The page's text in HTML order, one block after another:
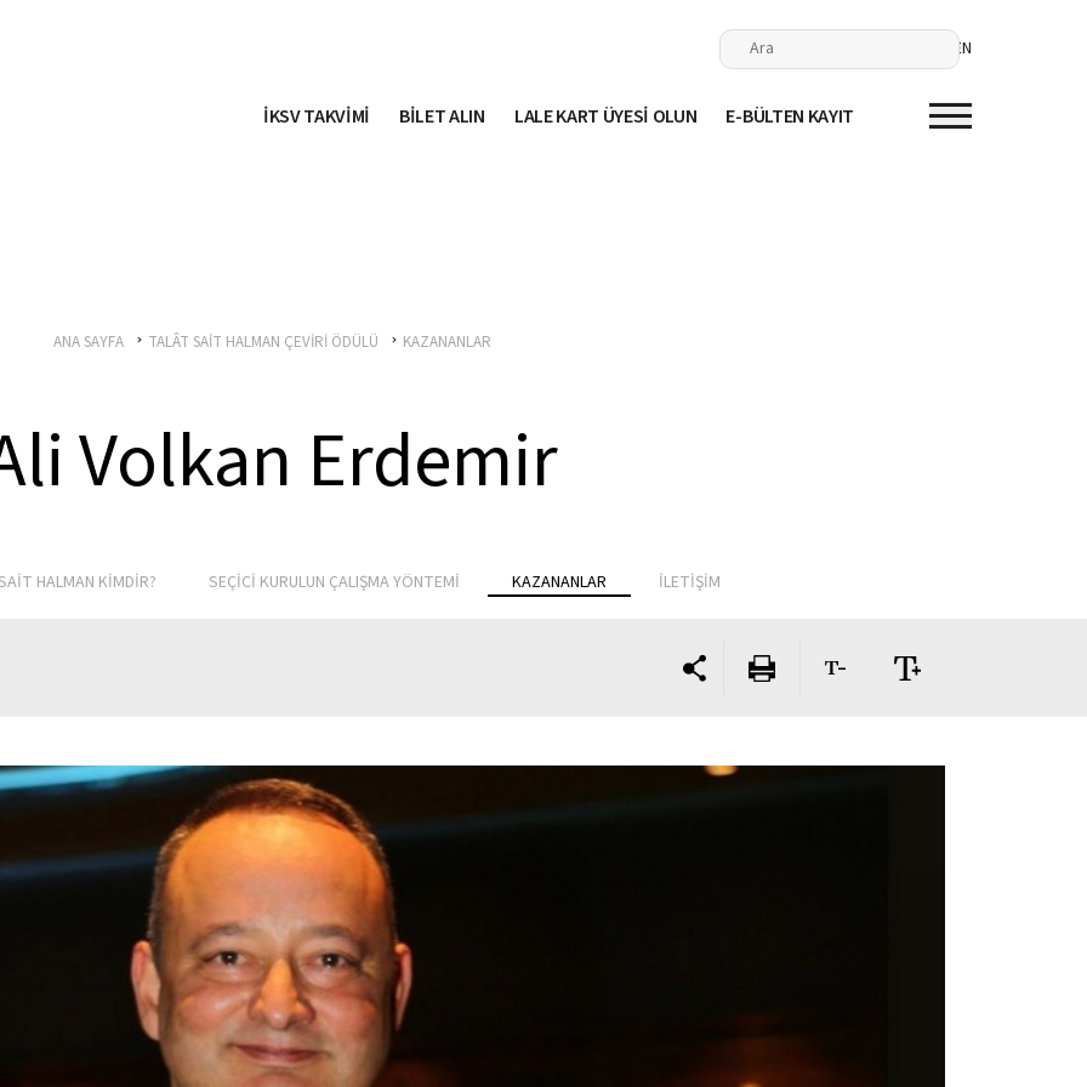
EN
İKSV TAKVİMİ BİLET ALIN LALE KART ÜYESİ OLUN E-BÜLTEN KAYIT
ANA SAYFA TALÂT SAİT HALMAN ÇEVİRİ ÖDÜLÜ KAZANANLAR
Volkan Erdemir
HALMAN KİMDİR? SEÇİCİ KURULUN ÇALIŞMA YÖNTEMİ KAZANANLAR İLETİŞİM